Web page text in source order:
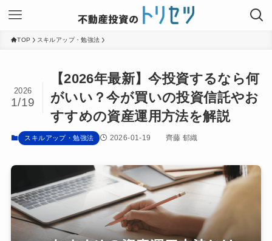
TOP スキルアップ・勉強法
【2026年最新】今投資するなら何
がいい？今が買いの投資信託やお
すすめの資産運用方法を解説
2026
1/19
スキルアップ・勉強法 2026-01-19 齊藤 郁織